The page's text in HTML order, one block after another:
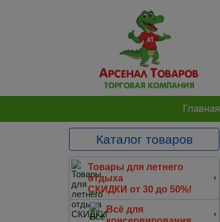
Главная
Каталог товаров
Товары для летнего
отдыха
СКИДКИ от 30 до 50%!
Всё для